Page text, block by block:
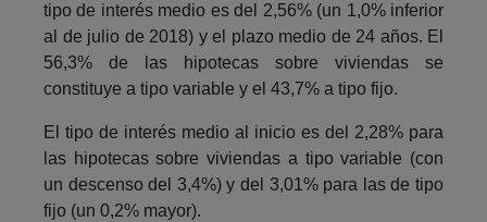
tipo de interés medio es del 2,56% (un 1,0% inferior
al de julio de 2018) y el plazo medio de 24 años. El
56,3% de las hipotecas sobre viviendas se
constituye a tipo variable y el 43,7% a tipo fijo.
El tipo de interés medio al inicio es del 2,28% para
las hipotecas sobre viviendas a tipo variable (con
un descenso del 3,4%) y del 3,01% para las de tipo
fijo (un 0,2% mayor).